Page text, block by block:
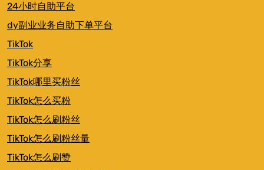
24小时自助平台
dy副业业务自助下单平台
TikTok
TikTok分享
TikTok哪里买粉丝
TikTok怎么买粉
TikTok怎么刷粉丝
TikTok怎么刷粉丝量
TikTok怎么刷赞